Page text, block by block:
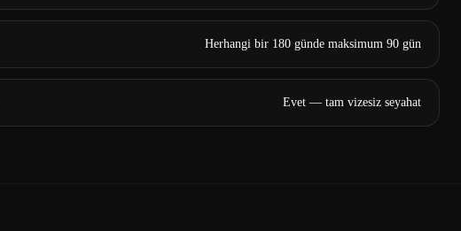
Herhangi bir 180 günde maksimum 90 gün
Evet — tam vizesiz seyahat